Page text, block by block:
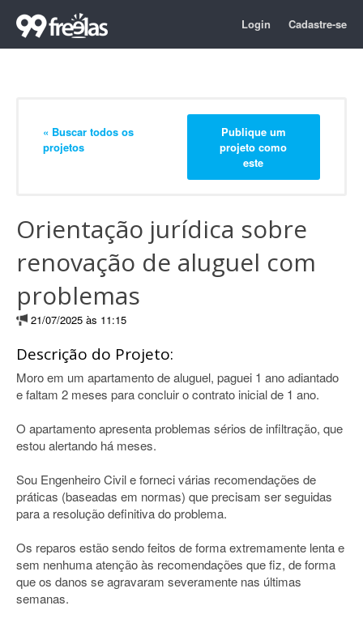
Login Cadastre-se
« Buscar todos os
projetos
Publique um
projeto como
este
Orientação jurídica sobre
renovação de aluguel com
problemas
21/07/2025 às 11:15
Descrição do Projeto:
Moro em um apartamento de aluguel, paguei 1 ano adiantado
e faltam 2 meses para concluir o contrato inicial de 1 ano.
O apartamento apresenta problemas sérios de infiltração, que
estou alertando há meses.
Sou Engenheiro Civil e forneci várias recomendações de
práticas (baseadas em normas) que precisam ser seguidas
para a resolução definitiva do problema.
Os reparos estão sendo feitos de forma extremamente lenta e
sem nenhuma atenção às recomendações que fiz, de forma
que os danos se agravaram severamente nas últimas
semanas.